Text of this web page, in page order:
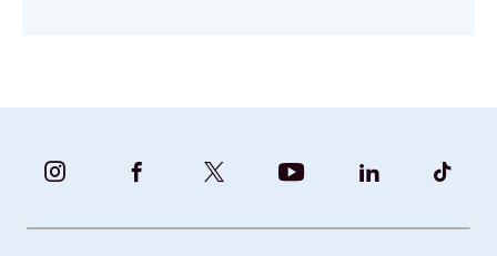
BUNDESFAMILIENMINISTERIUM
INSTAGRAM
BUNDESFAMILIENMINISTERIUM
FACEBOOK
FAMILIENMINISTERIUM
|
BMBFSFJ
YOUTUBE
BMFSFJ
LINKEDIN